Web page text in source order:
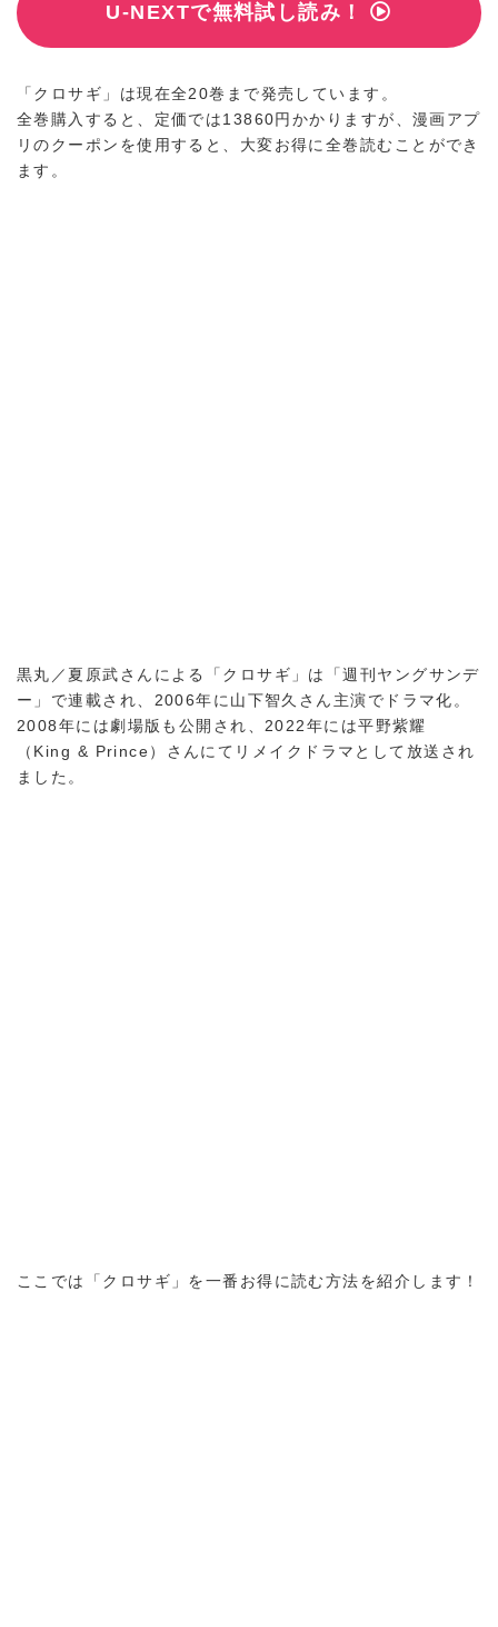
U-NEXTで無料試し読み！
「クロサギ」は現在全20巻まで発売しています。
全巻購入すると、定価では13860円かかりますが、漫画アプ
リのクーポンを使用すると、大変お得に全巻読むことができ
ます。
黒丸／夏原武さんによる「クロサギ」は「週刊ヤングサンデ
ー」で連載され、2006年に山下智久さん主演でドラマ化。
2008年には劇場版も公開され、2022年には平野紫耀
（King & Prince）さんにてリメイクドラマとして放送され
ました。
ここでは「クロサギ」を一番お得に読む方法を紹介します！